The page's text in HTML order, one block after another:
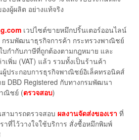
งผู้ผลิต อย่างแท้จริง
เวปไซต์ขายหมึกปริ้นเตอร์ออนไลน์
รมพัฒนาธุรกิจการค้า กระทรวงพาณิชย์
บกำกับภาษีที่ถูกต้องตามกฎหมาย และ
พิ่ม (VAT) แล้ว รวมทั้งเป็นร้านค้า
ผู้ประกอบการธุรกิจพาณิชย์อิเล็คทรอนิคส์
DBD Registered กับทางกรมพัฒนา
ณิชย์ (ตรวจสอบ)
ามารถตรวจสอบ ผลงานจัดส่งของเรา ที่
าที่ไว้วางใจใช้บริการ สั่งซื้อหมึกพิมพ์